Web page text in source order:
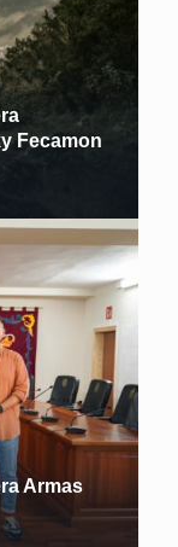
Fecamon
Armas